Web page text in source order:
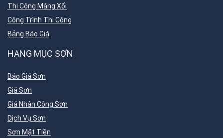
Thi Công Máng Xối
Công Trình Thi Công
Bảng Báo Giá
HẠNG MỤC SƠN
Báo Giá Sơn
Giá Sơn
Giá Nhân Công Sơn
Dịch Vụ Sơn
Sơn Mặt Tiền